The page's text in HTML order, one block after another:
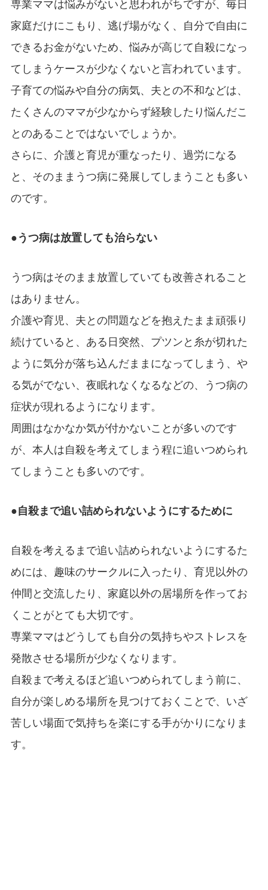
専業ママは悩みがないと思われがちですが、毎日
家庭だけにこもり、逃げ場がなく、自分で自由に
できるお金がないため、悩みが高じて自殺になっ
てしまうケースが少なくないと言われています。
子育ての悩みや自分の病気、夫との不和などは、
たくさんのママが少なからず経験したり悩んだこ
とのあることではないでしょうか。
さらに、介護と育児が重なったり、過労になる
と、そのままうつ病に発展してしまうことも多い
のです。
●うつ病は放置しても治らない
うつ病はそのまま放置していても改善されること
はありません。
介護や育児、夫との問題などを抱えたまま頑張り
続けていると、ある日突然、プツンと糸が切れた
ように気分が落ち込んだままになってしまう、や
る気がでない、夜眠れなくなるなどの、うつ病の
症状が現れるようになります。
周囲はなかなか気が付かないことが多いのです
が、本人は自殺を考えてしまう程に追いつめられ
てしまうことも多いのです。
●自殺まで追い詰められないようにするために
自殺を考えるまで追い詰められないようにするた
めには、趣味のサークルに入ったり、育児以外の
仲間と交流したり、家庭以外の居場所を作ってお
くことがとても大切です。
専業ママはどうしても自分の気持ちやストレスを
発散させる場所が少なくなります。
自殺まで考えるほど追いつめられてしまう前に、
自分が楽しめる場所を見つけておくことで、いざ
苦しい場面で気持ちを楽にする手がかりになりま
す。